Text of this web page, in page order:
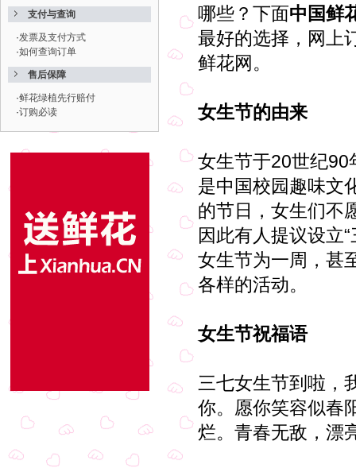
支付与查询
·发票及支付方式
·如何查询订单
售后保障
·鲜花绿植先行赔付
·订购必读
哪些？下面中国鲜
最好的选择，网上
鲜花网。
女生节的由来
女生节于20世纪90
是中国校园趣味文
的节日，女生们不
因此有人提议设立
女生节为一周，甚
各样的活动。
女生节祝福语
三七女生节到啦，
你。愿你笑容似春
烂。青春无敌，漂